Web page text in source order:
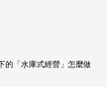
的「水庫式經營」怎麼做